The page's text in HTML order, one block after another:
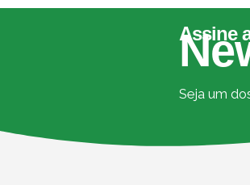
Assine
Seja um